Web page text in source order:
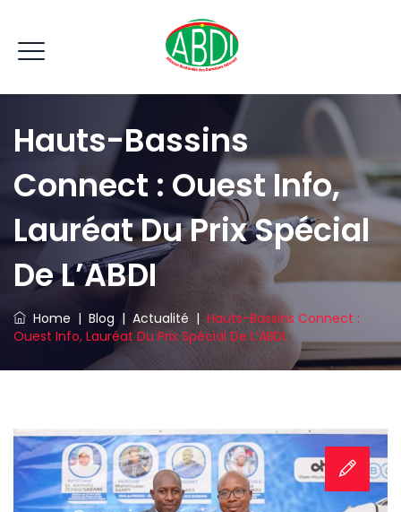
Hauts-Bassins
Connect : Ouest Info,
Lauréat Du Prix Spécial
De L’ABDI
Home | Blog | Actualité |Hauts-Bassins Connect :
Ouest Info, Lauréat Du Prix Spécial De L’ABDI